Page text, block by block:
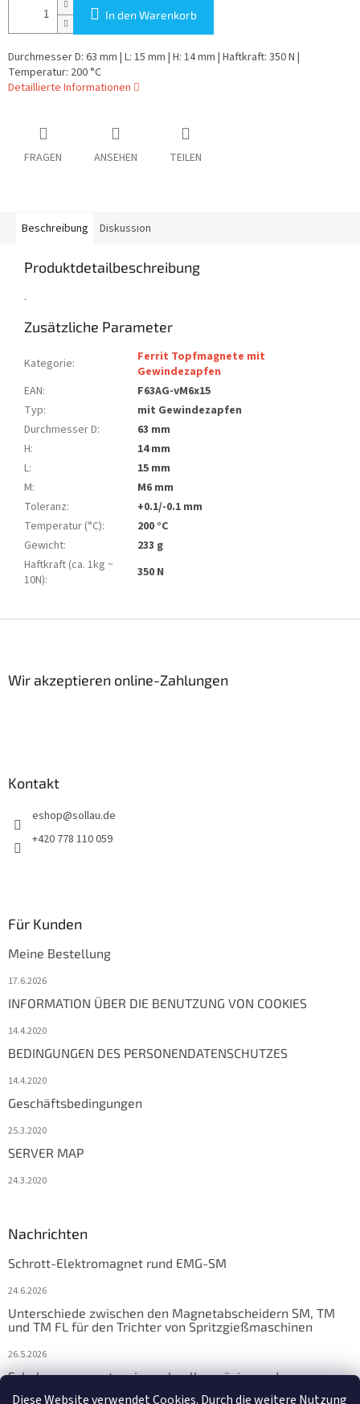
Diese Website verwendet Cookies. Durch die weitere Nutzung
In den Warenkorb
Durchmesser D: 63 mm | L: 15 mm | H: 14 mm | Haftkraft: 350 N |
Temperatur: 200 °C
Detaillierte Informationen
FRAGEN ANSEHEN TEILEN
Beschreibung Diskussion
Produktdetailbeschreibung
.
Zusätzliche Parameter
Kategorie:
Ferrit Topfmagnete mit
Gewindezapfen
EAN:
F63AG-vM6x15
Typ:
mit Gewindezapfen
Durchmesser D:
63 mm
H:
14 mm
L:
15 mm
M:
M6 mm
Toleranz:
+0.1/-0.1 mm
Temperatur (°C):
200 °C
Gewicht:
233 g
Haftkraft (ca. 1kg ~
10N): 350 N
Wir akzeptieren online-Zahlungen
Kontakt
eshop@sollau.de
+420 778 110 059
Für Kunden
Meine Bestellung
17.6.2026
INFORMATION ÜBER DIE BENUTZUNG VON COOKIES
14.4.2020
BEDINGUNGEN DES PERSONENDATENSCHUTZES
14.4.2020
Geschäftsbedingungen
25.3.2020
SERVER MAP
24.3.2020
Nachrichten
Schrott-Elektromagnet rund EMG-SM
24.6.2026
Unterschiede zwischen den Magnetabscheidern SM, TM
und TM FL für den Trichter von Spritzgießmaschinen
26.5.2026
Schalungsmagnete: eine schnelle, präzise und